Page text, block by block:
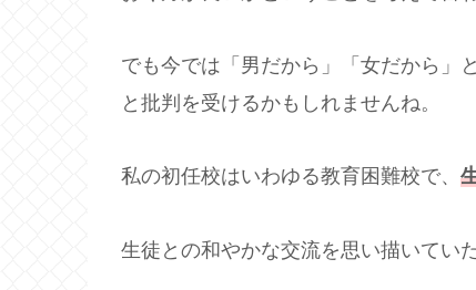
でも今では「男だから」「女だから」
と批判を受けるかもしれませんね。
私の初任校はいわゆる教育困難校で、
生徒との和やかな交流を思い描いていた